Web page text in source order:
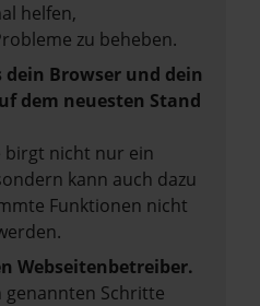
helfen,
zu beheben.
dein Browser und dein
dem neuesten Stand
birgt nicht nur ein
kann auch dazu
Funktionen nicht
Webseitenbetreiber.
genannten Schritte